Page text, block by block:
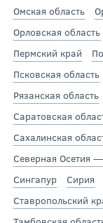
Омская область
Орловская область
Пермский край
Псковская область
Рязанская область
Саратовская
Сахалинская
Северная Осетия
Сингапур
Сирия
Ставропольский